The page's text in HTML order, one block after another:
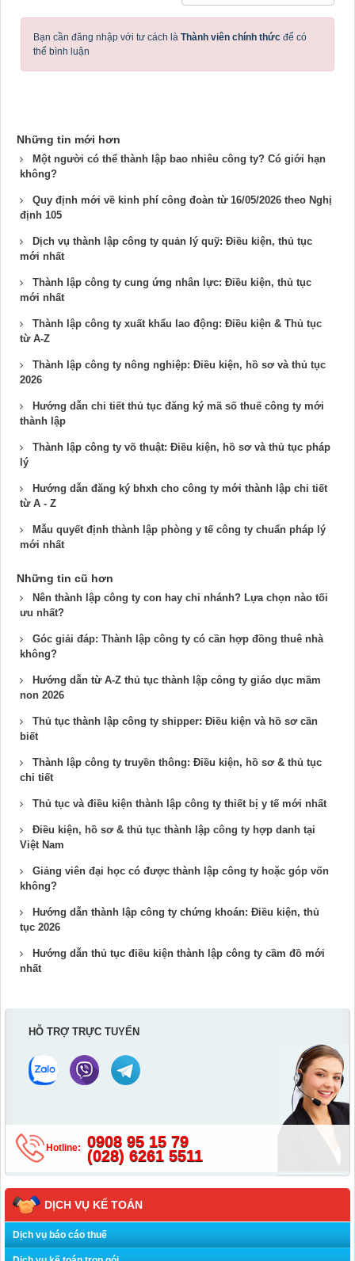
Bạn cần đăng nhập với tư cách là Thành viên chính thức để có
thể bình luận
Những tin mới hơn
Một người có thể thành lập bao nhiêu công ty? Có giới hạn
không?
Quy định mới về kinh phí công đoàn từ 16/05/2026 theo Nghị
định 105
Dịch vụ thành lập công ty quản lý quỹ​: Điều kiện, thủ tục
mới nhất
Thành lập công ty cung ứng nhân lực​: Điều kiện, thủ tục
mới nhất
Thành lập công ty xuất khẩu lao động: Điều kiện & Thủ tục
từ A-Z
Thành lập công ty nông nghiệp: Điều kiện, hồ sơ và thủ tục
2026
Hướng dẫn chi tiết thủ tục đăng ký mã số thuế công ty mới
thành lập
Thành lập công ty võ thuật​: Điều kiện, hồ sơ và thủ tục pháp
lý
Hướng dẫn đăng ký bhxh cho công ty mới thành lập chi tiết
từ A - Z
Mẫu quyết định thành lập phòng y tế công ty chuẩn pháp lý
mới nhất
Những tin cũ hơn
Nên thành lập công ty con hay chi nhánh​? Lựa chọn nào tối
ưu nhất?
Góc giải đáp: Thành lập công ty có cần hợp đồng thuê nhà​
không?
Hướng dẫn từ A-Z thủ tục thành lập công ty giáo dục mầm
non 2026
Thủ tục thành lập công ty shipper: Điều kiện và hồ sơ cần
biết
Thành lập công ty truyền thông: Điều kiện, hồ sơ & thủ tục
chi tiết
Thủ tục và điều kiện thành lập công ty thiết bị y tế mới nhất
Điều kiện, hồ sơ & thủ tục thành lập công ty hợp danh tại
Việt Nam
Giảng viên đại học có được thành lập công ty hoặc góp vốn
không?
Hướng dẫn thành lập công ty chứng khoán​: Điều kiện, thủ
tục 2026
Hướng dẫn thủ tục điều kiện thành lập công ty cầm đồ​ mới
nhất
HỖ TRỢ TRỰC TUYẾN
Hotline:
0908 95 15 79
(028) 6261 5511
DỊCH VỤ KẾ TOÁN
Dịch vụ báo cáo thuế